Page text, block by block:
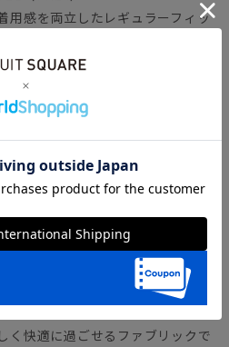
用感を両立したレギュラーフィッ
ターンや前振りにした袖付けな
ルムを構築します。ヒップ～ワタ
ドパンツを合わせました。
レダ）
級の規模を持つウール織物の専業
もモダンなアレンジを効かせたコ
す。
」に「ICE SENSE」加工を
夏を快適に過ごせる機能性を両立
く快適に過ごせるファブリックで